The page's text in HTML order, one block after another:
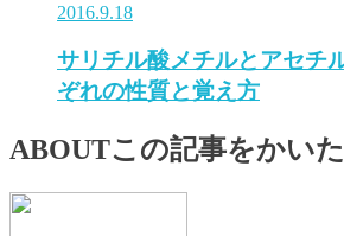
2016.9.18
サリチル酸メチルとアセチ
ぞれの性質と覚え方
ABOUTこの記事をかい